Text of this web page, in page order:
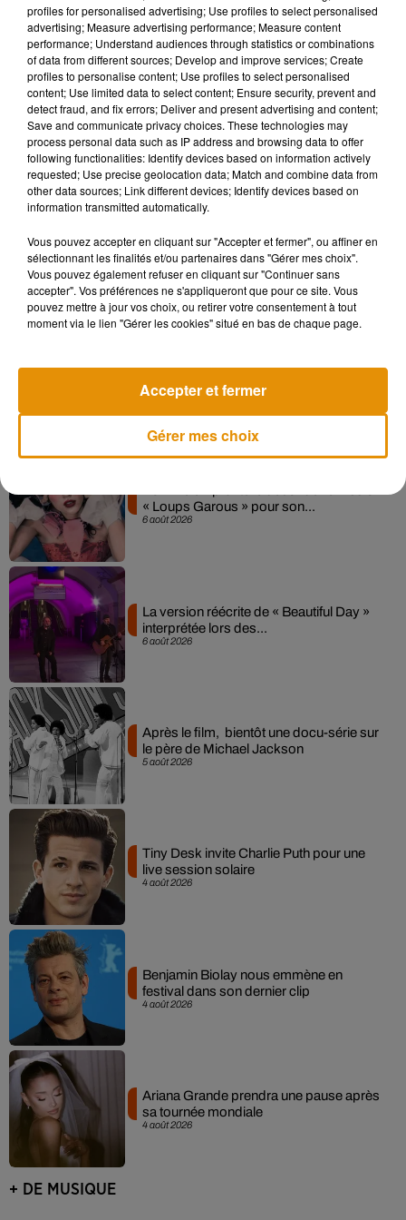
grâce au recrutement de 450 agents supplémentaires dans
les CAF.
Ce nouveau dispositif illustre "la logique de l'Etat providence
du XXIe siècle, qui colle aux besoins des familles", dont une
sur quatre (soit 2,4 millions) est monoparentale, souligne
l'Elysée.
Faire des CAF un intermédiaire de paiement permet aussi
d'éviter que leur versement ne constitue un moyen de
jusqu'aux 18 ans de l'enfant.
6 août 2026
« Loups Garous » pour son...
6 août 2026
La version réécrite de « Beautiful Day »
interprétée lors des...
5 août 2026
Après le film, bientôt une docu-série sur
le père de Michael Jackson
4 août 2026
Tiny Desk invite Charlie Puth pour une
live session solaire
4 août 2026
Benjamin Biolay nous emmène en
festival dans son dernier clip
4 août 2026
Ariana Grande prendra une pause après
sa tournée mondiale
+ DE MUSIQUE
profiles for personalised advertising; Use profiles to select personalised
advertising; Measure advertising performance; Measure content
performance; Understand audiences through statistics or combinations
of data from different sources; Develop and improve services; Create
profiles to personalise content; Use profiles to select personalised
content; Use limited data to select content; Ensure security, prevent and
detect fraud, and fix errors; Deliver and present advertising and content;
Save and communicate privacy choices. These technologies may
process personal data such as IP address and browsing data to offer
following functionalities: Identify devices based on information actively
requested; Use precise geolocation data; Match and combine data from
other data sources; Link different devices; Identify devices based on
information transmitted automatically.
Vous pouvez accepter en cliquant sur "Accepter et fermer", ou affiner en
sélectionnant les finalités et/ou partenaires dans "Gérer mes choix".
Vous pouvez également refuser en cliquant sur "Continuer sans
accepter". Vos préférences ne s'appliqueront que pour ce site. Vous
pouvez mettre à jour vos choix, ou retirer votre consentement à tout
moment via le lien "Gérer les cookies" situé en bas de chaque page.
Gérer mes choix
Accepter et fermer